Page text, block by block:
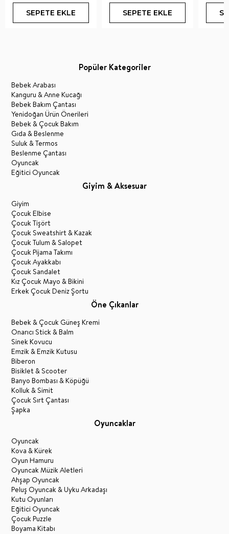
SEPETE EKLE SEPETE EKLE
Popüler Kategoriler
Bebek Arabası
Kanguru & Anne Kucağı
Bebek Bakım Çantası
Yenidoğan Ürün Önerileri
Bebek & Çocuk Bakım
Gıda & Beslenme
Suluk & Termos
Beslenme Çantası
Oyuncak
Eğitici Oyuncak
Giyim & Aksesuar
Giyim
Çocuk Elbise
Çocuk Tişört
Çocuk Sweatshirt & Kazak
Çocuk Tulum & Salopet
Çocuk Pijama Takımı
Çocuk Ayakkabı
Çocuk Sandalet
Kız Çocuk Mayo & Bikini
Erkek Çocuk Deniz Şortu
Öne Çıkanlar
Bebek & Çocuk Güneş Kremi
Onarıcı Stick & Balm
Sinek Kovucu
Emzik & Emzik Kutusu
Biberon
Bisiklet & Scooter
Banyo Bombası & Köpüğü
Kolluk & Simit
Çocuk Sırt Çantası
Şapka
Oyuncaklar
Oyuncak
Kova & Kürek
Oyun Hamuru
Oyuncak Müzik Aletleri
Ahşap Oyuncak
Peluş Oyuncak & Uyku Arkadaşı
Kutu Oyunları
Eğitici Oyuncak
Çocuk Puzzle
Boyama Kitabı